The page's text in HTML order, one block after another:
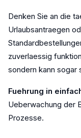
Denken Sie an die
Urlaubsantraegen
zuverlaessig
sondern kann sogar
Fuehrung in
Ueberwachung der
Prozesse.